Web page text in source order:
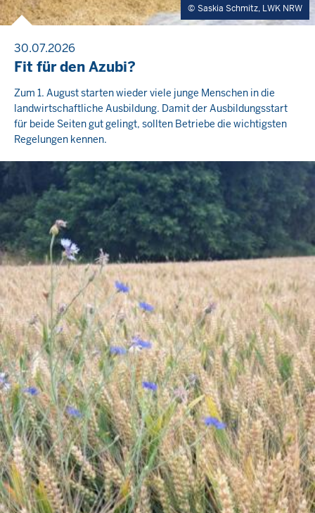
Saskia Schmitz, LWK NRW
30.07.2026
Fit für den Azubi?
Zum 1. August starten wieder viele junge Menschen in die
landwirtschaftliche Ausbildung. Damit der Ausbildungsstart
für beide Seiten gut gelingt, sollten Betriebe die wichtigsten
Regelungen kennen.